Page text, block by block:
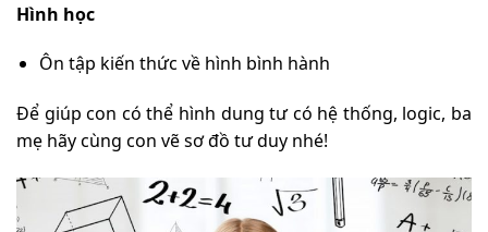
Hình học
Ôn tập kiến thức về hình bình hành
Để giúp con có thể hình dung tư có hệ thống, logic, ba
mẹ hãy cùng con vẽ sơ đồ tư duy nhé!